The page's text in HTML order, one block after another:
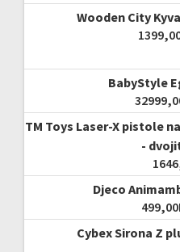
Wooden City
BabyStyle
TM Toys Laser-X pistole
-
Djeco
499,00
Cybex Sirona Z